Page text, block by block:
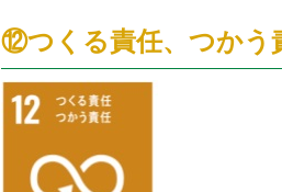
⑫つくる責任、つかう